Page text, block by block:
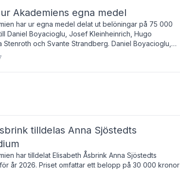
Akademiens egna medel
har ur egna medel delat ut belöningar på 75 000
Daniel Boyacioglu, Josef Kleinheinrich, Hugo
Stenroth och Svante Strandberg. Daniel Boyacioglu,
och scenartist. Josef
tilldelas Anna Sjöstedts
har tilldelat Elisabeth Åsbrink Anna Sjöstedts
år 2026. Priset omfattar ett belopp på 30 000 kronor